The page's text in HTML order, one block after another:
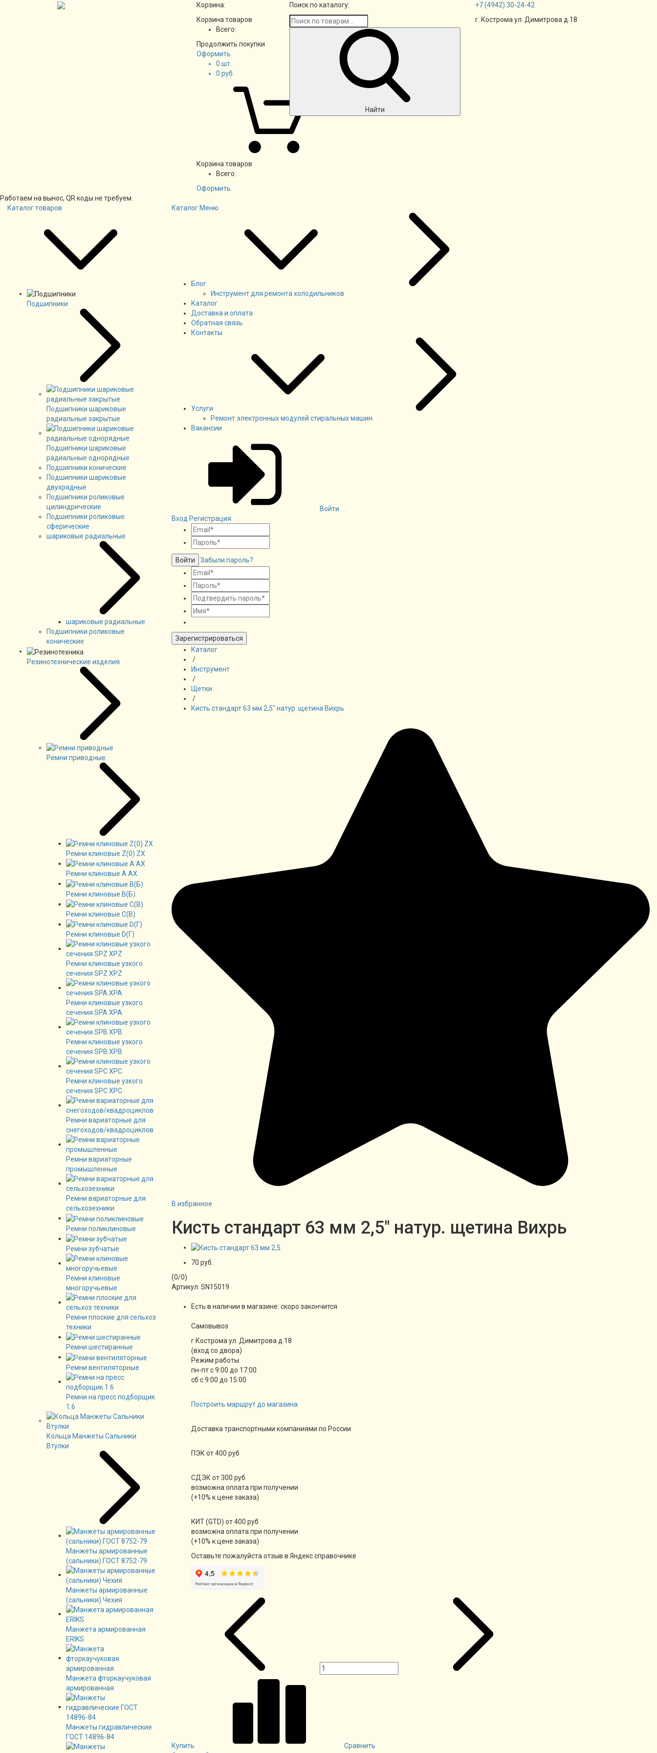
Корзина:
Корзина товаров
Всего:
Продолжить покупки
Оформить
0 шт.
0 руб.
Корзина товаров
Всего:
Оформить
Поиск по каталогу:
Найти
+7(4942) 30-24-42
г. Кострома ул. Димитрова д.18
Работаем на вынос, QR коды не требуем.
Каталог товаров
Подшипники
Подшипники шариковые
радиальные закрытые
Подшипники шариковые
радиальные однорядные
Подшипники конические
Подшипники шариковые
двухрядные
Подшипники роликовые
цилиндрические
Подшипники роликовые
сферические
шариковые радиальные
шариковые радиальные
Подшипники роликовые
конические
Резинотехнические изделия
Ремни приводные
Ремни клиновые Z(0) ZX
Ремни клиновые А AX
Ремни клиновые В(Б)
Ремни клиновые C(B)
Ремни клиновые D(Г)
Ремни клиновые узкого
сечения SPZ XPZ
Ремни клиновые узкого
сечения SPA XPA
Ремни клиновые узкого
сечения SPB XPB
Ремни клиновые узкого
сечения SPC XPC
Ремни вариаторные для
снегоходов/квадроциклов
Ремни вариаторные
промышленные
Ремни вариаторные для
сельхозехники
Ремни поликлиновые
Ремни зубчатые
Ремни клиновые
многоручьевые
Ремни плоские для сельхоз
техники
Ремни шестиранные
Ремни вентиляторные
Ремни на пресс подборщик
1.6
Кольца Манжеты Сальники
Втулки
Манжеты армированные
(сальники) ГОСТ 8752-79
Манжеты армированные
(сальники) Чехия
Манжета армированная
ERIKS
Манжета фторкаучуковая
армированная
Манжеты гидравлические
ГОСТ 14896-84
Каталог Меню
Блог
Инструмент для ремонта холодильников
Каталог
Доставка и оплата
Обратная связь
Контакты
Услуги
Ремонт электронных модулей стиральных машин
Вакансии
Войти
Вход Регистрация
Войти Забыли пароль?
Зарегистрироваться
Каталог
/
Инструмент
/
Щетки
/
Кисть стандарт 63 мм 2,5" натур. щетина Вихрь
В избранное
Кисть стандарт 63 мм 2,5" натур. щетина Вихрь
70 руб.
(0/0)
Артикул: SN15019
Есть в наличии в магазине: скоро закончится
Cамовывоз
г.Кострома ул. Димитрова д.18
(вход со двора)
Режим работы
пн-пт с 9:00 до 17:00
сб с 9:00 до 15:00
Построить маршрут до магазина
Доставка транспортными компаниями по России
ПЭК от 400 руб
СДЭК от 300 руб
возможна оплата при получении
(+10% к цене заказа)
КИТ (GTD) от 400 руб
возможна оплата при получении
(+10% к цене заказа)
Оставьте пожалуйста отзыв в Яндекс справочнике
Купить
Сравнить